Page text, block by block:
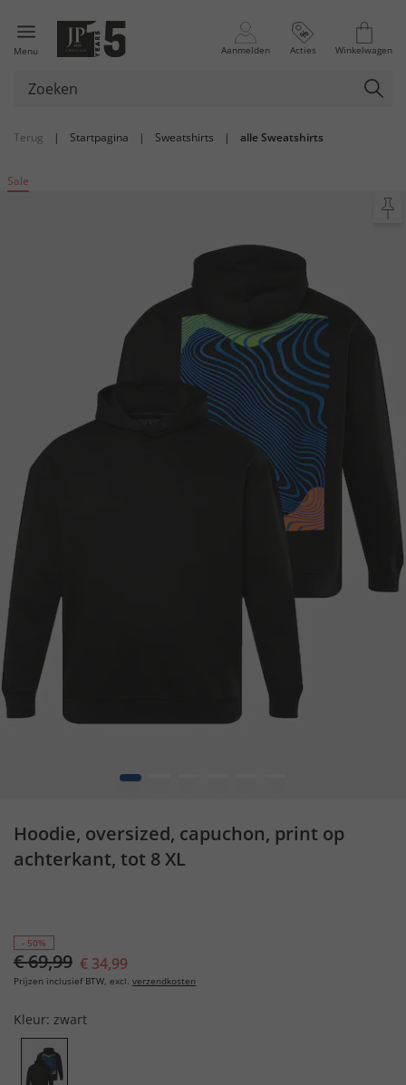
Menu Aanmelden Acties Winkelwagen
Terug | Startpagina | Sweatshirts | alle Sweatshirts
Sale
1
Hoodie, oversized, capuchon, print op
achterkant, tot 8 XL
- 50%
€ 69,99 € 34,99
Prijzen inclusief BTW, excl. verzendkosten
Kleur: zwart